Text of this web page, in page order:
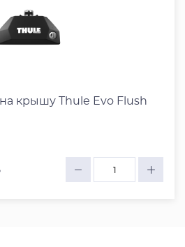
крышу Thule Evo Flush